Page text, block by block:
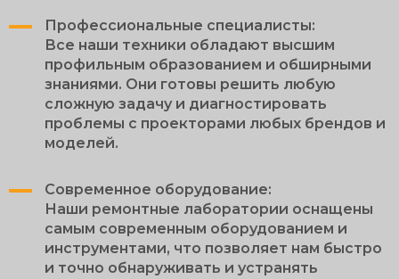
Профессиональные специалисты:
Все наши техники обладают высшим
профильным образованием и обширными
знаниями. Они готовы решить любую
сложную задачу и диагностировать
проблемы с проекторами любых брендов и
моделей.
Современное оборудование:
Наши ремонтные лаборатории оснащены
самым современным оборудованием и
инструментами, что позволяет нам быстро
и точно обнаруживать и устранять